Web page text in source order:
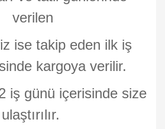
verilen
ise takip eden ilk iş
kargoya verilir.
iş günü içerisinde size
ulaştırılır.